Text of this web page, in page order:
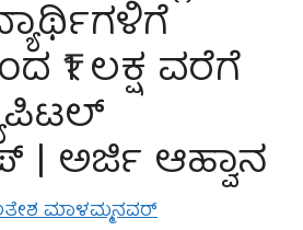
₹1 ಲಕ್ಷ ವರೆಗೆ
| ಅರ್ಜಿ ಆಹ್ವಾನ
ಮಾಳಮ್ಮನವರ್